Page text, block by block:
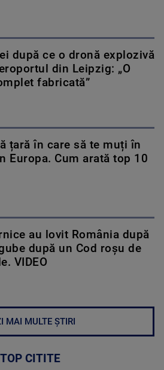
după ce o dronă explozivă
din Leipzig: „O
fabricată”
țară în care să te muți în
Europa. Cum arată top 10
au lovit România după
după un Cod roşu de
VIDEO
MAI MULTE ȘTIRI
TOP CITITE